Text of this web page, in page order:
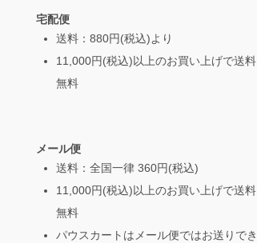
宅配便
送料：880円(税込)より
11,000円(税込)以上のお買い上げで送料
無料
メール便
送料：全国一律 360円(税込)
11,000円(税込)以上のお買い上げで送料
無料
パウスカートはメール便ではお送りでき